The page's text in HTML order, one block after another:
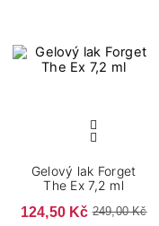
Gelový lak Forget
The Ex 7,2 ml
124,50 Kč 249,00 Kč